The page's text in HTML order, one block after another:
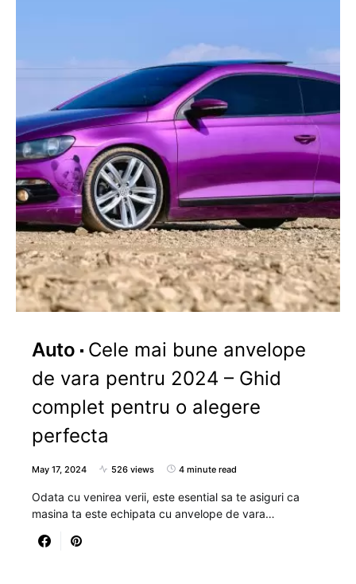
Auto
Cele mai bune anvelope
de vara pentru 2024 – Ghid
complet pentru o alegere
perfecta
May 17, 2024 526 views 4 minute read
Odata cu venirea verii, este esential sa te asiguri ca
masina ta este echipata cu anvelope de vara…